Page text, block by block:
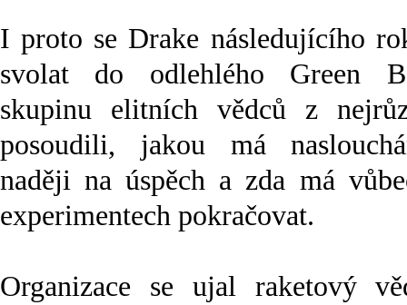
I proto se Drake následujícího
svolat do odlehlého Green
skupinu elitních vědců z
posoudili, jakou má
naději na úspěch a zda má
experimentech pokračovat.
Organizace se ujal raketový